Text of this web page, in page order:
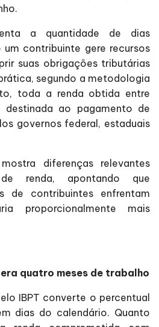
a quantidade de dias
um contribuinte gere recursos
suas obrigações tributárias
segundo a metodologia
toda a renda obtida entre
ao pagamento de
governos federal, estaduais
diferenças relevantes
renda, apontando que
de contribuintes enfrentam
proporcionalmente mais
quatro meses de trabalho
IBPT converte o percentual
dias do calendário. Quanto